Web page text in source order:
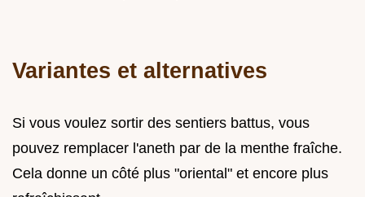
Variantes et alternatives
Si vous voulez sortir des sentiers battus, vous
pouvez remplacer l'aneth par de la menthe fraîche.
Cela donne un côté plus "oriental" et encore plus